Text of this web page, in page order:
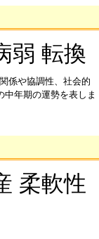
弱 転換
係や協調性、社会的
年期の運勢を表しま
柔軟性